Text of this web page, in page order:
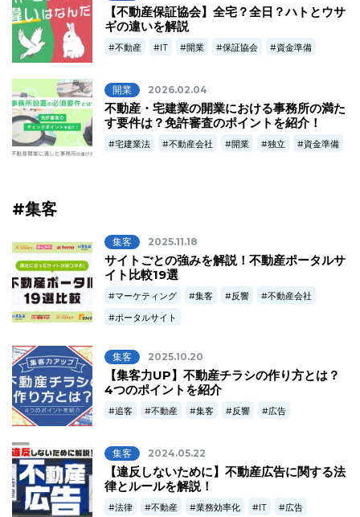
【不動産保証協会】全宅？全日？ハトとウサ
ギの違いを解説
不動産 IT 開業 保証協会 資金準備
開業 2026.02.04
不動産・宅建業の開業における事務所の満た
す要件は？免許審査のポイントを紹介！
宅建業法 不動産会社 開業 独立 資金準備
#集客
集客 2025.11.18
サイトごとの強みを解説！不動産ポータルサ
イト比較19選
マーケティング 集客 反響
不動産会社
ポータルサイト
集客 2025.10.20
【集客力UP】不動産チラシの作り方とは？
4つのポイントを紹介
追客 不動産 集客 反響 広告
集客 2024.05.22
【違反しないために】不動産広告に関する法
律とルールを解説！
法律 不動産 業務効率化 IT 広告